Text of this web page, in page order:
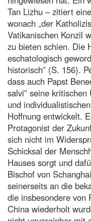
Tan Lizhu – zitiert
wonach „der
Vatikanischen Konzil
zu bieten schien. Die
eschatologisch
historisch” (S. 156).
dass auch Papst
salvi” seine
und
Hoffnung entwickelt.
Protagonist der
sich nicht im
Schicksal der
Hauses sorgt und
Bischof von
seinerseits an die
die insbesondere von
China wiederholt